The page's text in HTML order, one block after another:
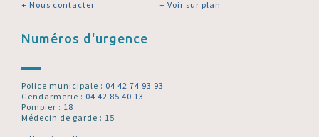
+ Nous contacter
+ Voir sur plan
Numéros d'urgence
Police municipale : 04 42 74 93 93
Gendarmerie : 04 42 85 40 13
Pompier : 18
Médecin de garde : 15